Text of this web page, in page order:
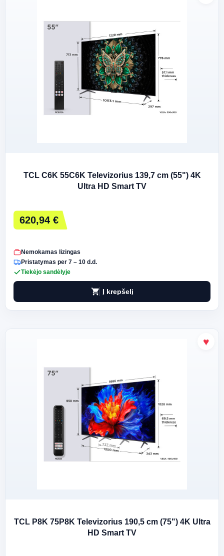
TCL C6K 55C6K Televizorius 139,7 cm (55") 4K
Ultra HD Smart TV
620,94 €
Nemokamas lizingas
Pristatymas per 7 – 10 d.d.
Tiekėjo sandėlyje
shopping_cart Į krepšelį
TCL P8K 75P8K Televizorius 190,5 cm (75") 4K Ultra
HD Smart TV